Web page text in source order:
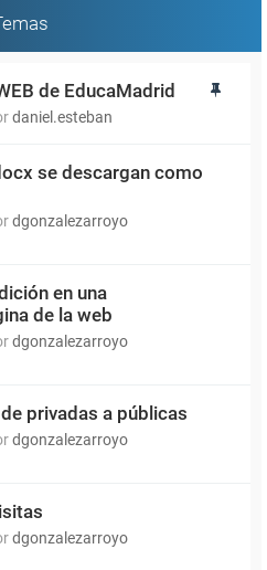
de EducaMadrid
daniel.esteban
se descargan como
dgonzalezarroyo
en una
de la web
dgonzalezarroyo
privadas a públicas
dgonzalezarroyo
dgonzalezarroyo